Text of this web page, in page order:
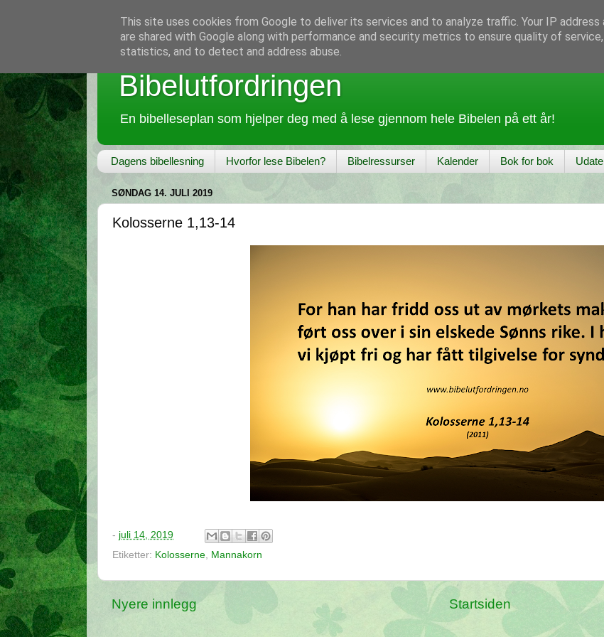
Bibelutfordringen
En bibelleseplan som hjelper deg med å lese gjennom hele Bibelen på ett år!
Dagens bibellesning Hvorfor lese Bibelen? Bibelressurser Kalender Bok for bok
SØNDAG 14. JULI 2019
Kolosserne 1,13-14
- juli 14, 2019
Etiketter: Kolosserne Mannakorn
Nyere innlegg Startsiden
This site uses cookies from Google to deliver its services and to analyze traffic. Your IP address
are shared with Google along with performance and security metrics to ensure quality of
statistics, and to detect and address abuse.